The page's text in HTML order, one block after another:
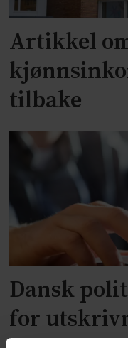
Artikkel
tilbake
Dansk
for